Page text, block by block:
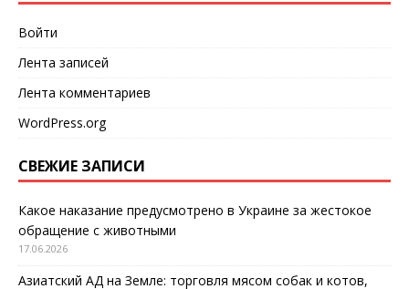
Войти
Лента записей
Лента комментариев
WordPress.org
СВЕЖИЕ ЗАПИСИ
Какое наказание предусмотрено в Украине за жестокое
обращение с животными
17.06.2026
Азиатский АД на Земле: торговля мясом собак и котов,